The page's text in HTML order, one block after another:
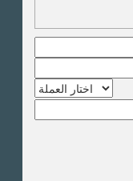
وسط البلد
مصر الجديدة
مدينة نصر
من اكتوبر
الشيخ زايد
الصحراوى